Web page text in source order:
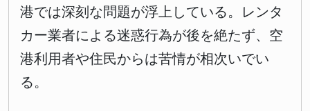
港では深刻な問題が浮上している。レンタ
カー業者による迷惑行為が後を絶たず、空
港利用者や住民からは苦情が相次いでい
る。